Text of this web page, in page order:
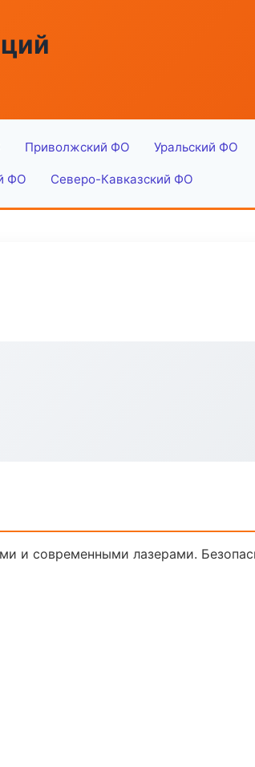
Приволжский ФО Уральский ФО
ФО Северо-Кавказский ФО
и современными лазерами.